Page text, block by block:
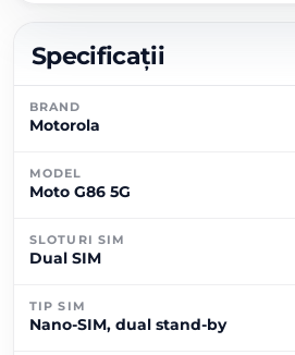
Specificații
BRAND
Motorola
MODEL
Moto G86 5G
SLOTURI SIM
Dual SIM
TIP SIM
Nano-SIM, dual stand-by